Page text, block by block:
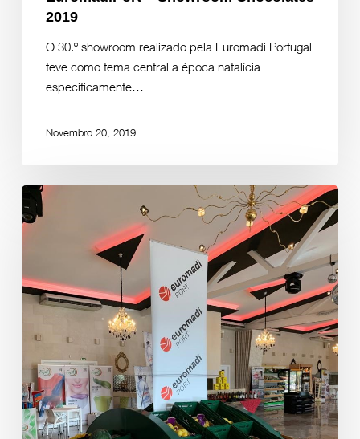
2019
O 30.º showroom realizado pela Euromadi Portugal
teve como tema central a época natalícia
especificamente…
Novembro 20, 2019